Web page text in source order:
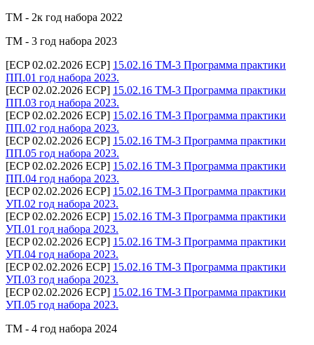
ТМ - 2к год набора 2022
ТМ - 3 год набора 2023
[ECP 02.02.2026 ECP] 15.02.16 ТМ-3 Программа практики
ПП.01 год набора 2023.
[ECP 02.02.2026 ECP] 15.02.16 ТМ-3 Программа практики
ПП.03 год набора 2023.
[ECP 02.02.2026 ECP] 15.02.16 ТМ-3 Программа практики
ПП.02 год набора 2023.
[ECP 02.02.2026 ECP] 15.02.16 ТМ-3 Программа практики
ПП.05 год набора 2023.
[ECP 02.02.2026 ECP] 15.02.16 ТМ-3 Программа практики
ПП.04 год набора 2023.
[ECP 02.02.2026 ECP] 15.02.16 ТМ-3 Программа практики
УП.02 год набора 2023.
[ECP 02.02.2026 ECP] 15.02.16 ТМ-3 Программа практики
УП.01 год набора 2023.
[ECP 02.02.2026 ECP] 15.02.16 ТМ-3 Программа практики
УП.04 год набора 2023.
[ECP 02.02.2026 ECP] 15.02.16 ТМ-3 Программа практики
УП.03 год набора 2023.
[ECP 02.02.2026 ECP] 15.02.16 ТМ-3 Программа практики
УП.05 год набора 2023.
ТМ - 4 год набора 2024